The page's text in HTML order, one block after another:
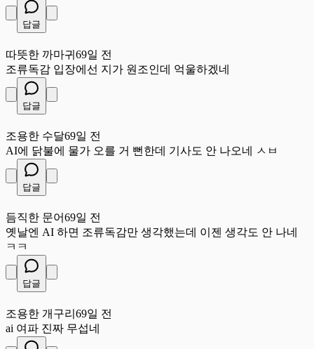
답글
따뜻한 까마귀 69일 전
조류독감 입장에선 지가 원조인데 억울하겠네
답글
조용한 수달69일 전
AI에 닭불에 물가 오를 거 뻔한데 기사도 안 나오네 ㅅㅂ
답글
듬직한 문어69일 전
옛날엔 AI 하면 조류독감만 생각했는데 이젠 생각도 안 나네
ㅋㅋ
답글
조용한 개구리 69일 전
ai 여파 진짜 무섭네